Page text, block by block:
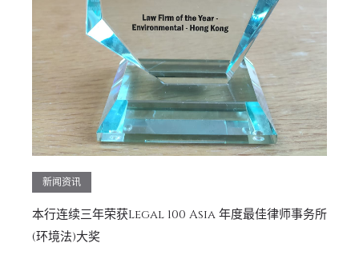
新闻资讯
本行连续三年荣获Legal 100 Asia 年度最佳律师事务所
(环境法)大奖